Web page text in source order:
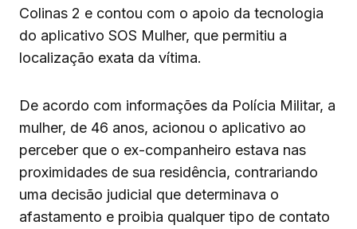
Colinas 2 e contou com o apoio da tecnologia
do aplicativo SOS Mulher, que permitiu a
localização exata da vítima.
De acordo com informações da Polícia Militar, a
mulher, de 46 anos, acionou o aplicativo ao
perceber que o ex-companheiro estava nas
proximidades de sua residência, contrariando
uma decisão judicial que determinava o
afastamento e proibia qualquer tipo de contato